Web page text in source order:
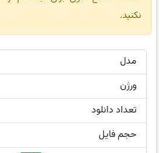
نکنید.
مدل
ورژن
تعداد دانلود
حجم فایل